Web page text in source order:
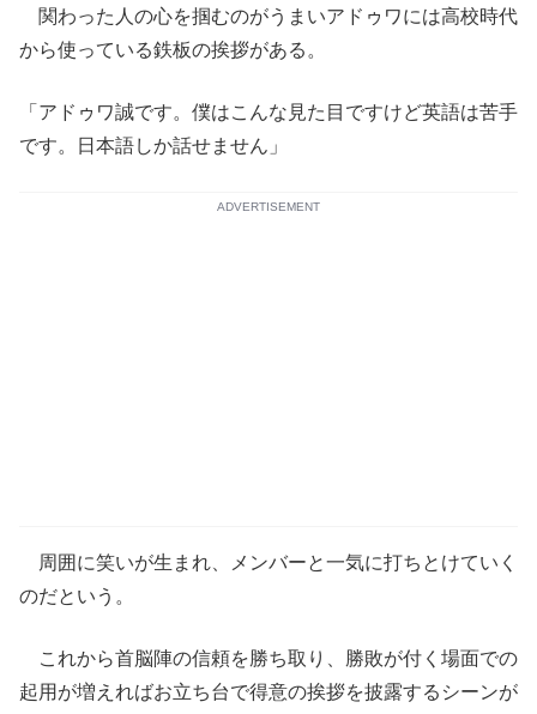
関わった人の心を掴むのがうまいアドゥワには高校時代
から使っている鉄板の挨拶がある。
「アドゥワ誠です。僕はこんな見た目ですけど英語は苦手
です。日本語しか話せません」
ADVERTISEMENT
周囲に笑いが生まれ、メンバーと一気に打ちとけていく
のだという。
これから首脳陣の信頼を勝ち取り、勝敗が付く場面での
起用が増えればお立ち台で得意の挨拶を披露するシーンが